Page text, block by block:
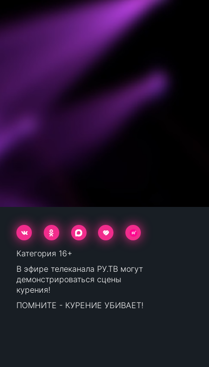
Категория 16+
В эфире телеканала РУ.ТВ могут
демонстрироваться сцены
курения!
ПОМНИТЕ - КУРЕНИЕ УБИВАЕТ!